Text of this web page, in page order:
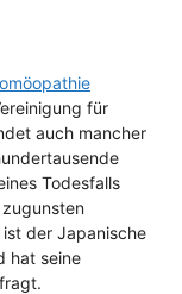
für
auch mancher
Todesfalls
der Japanische
hat seine